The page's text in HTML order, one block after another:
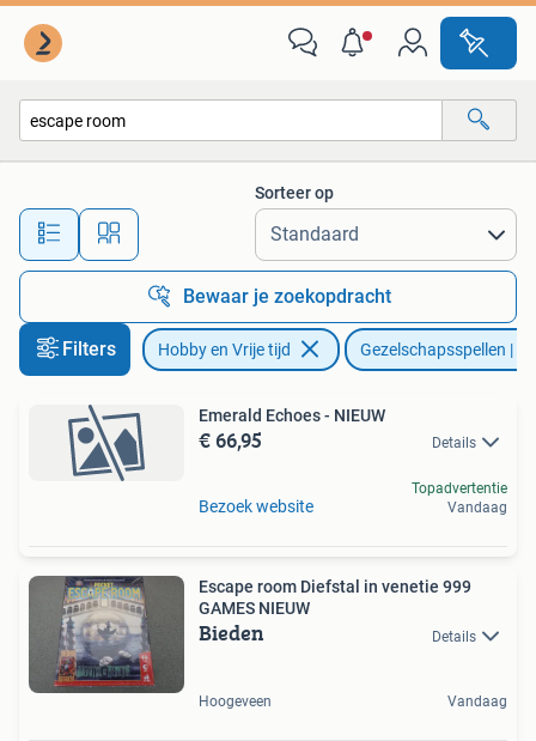
Alle afstanden…
Sorteer op
Bewaar je zoekopdracht
Filters Hobby en Vrije tijd Gezelschapsspellen |
Emerald Echoes - NIEUW
€ 66,95 Details
Bezoek website
Topadvertentie
Vandaag
Escape room Diefstal in venetie 999
GAMES NIEUW
Bieden Details
Hoogeveen Vandaag